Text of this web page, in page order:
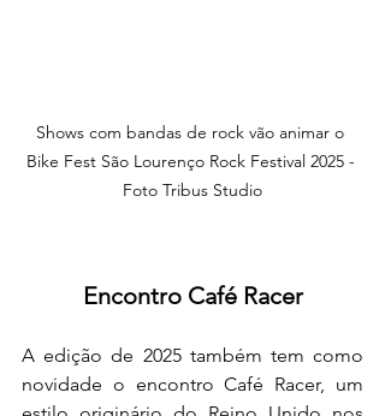
Shows com bandas de rock vão animar o
Bike Fest São Lourenço Rock Festival 2025 -
Foto Tribus Studio
Encontro Café Racer
A edição de 2025 também tem como
novidade o encontro Café Racer, um